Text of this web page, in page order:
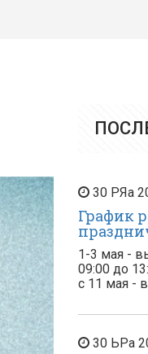
30 РЯа
График
1-3 мая -
09:00 до
с 11 мая -
30 ЬРа